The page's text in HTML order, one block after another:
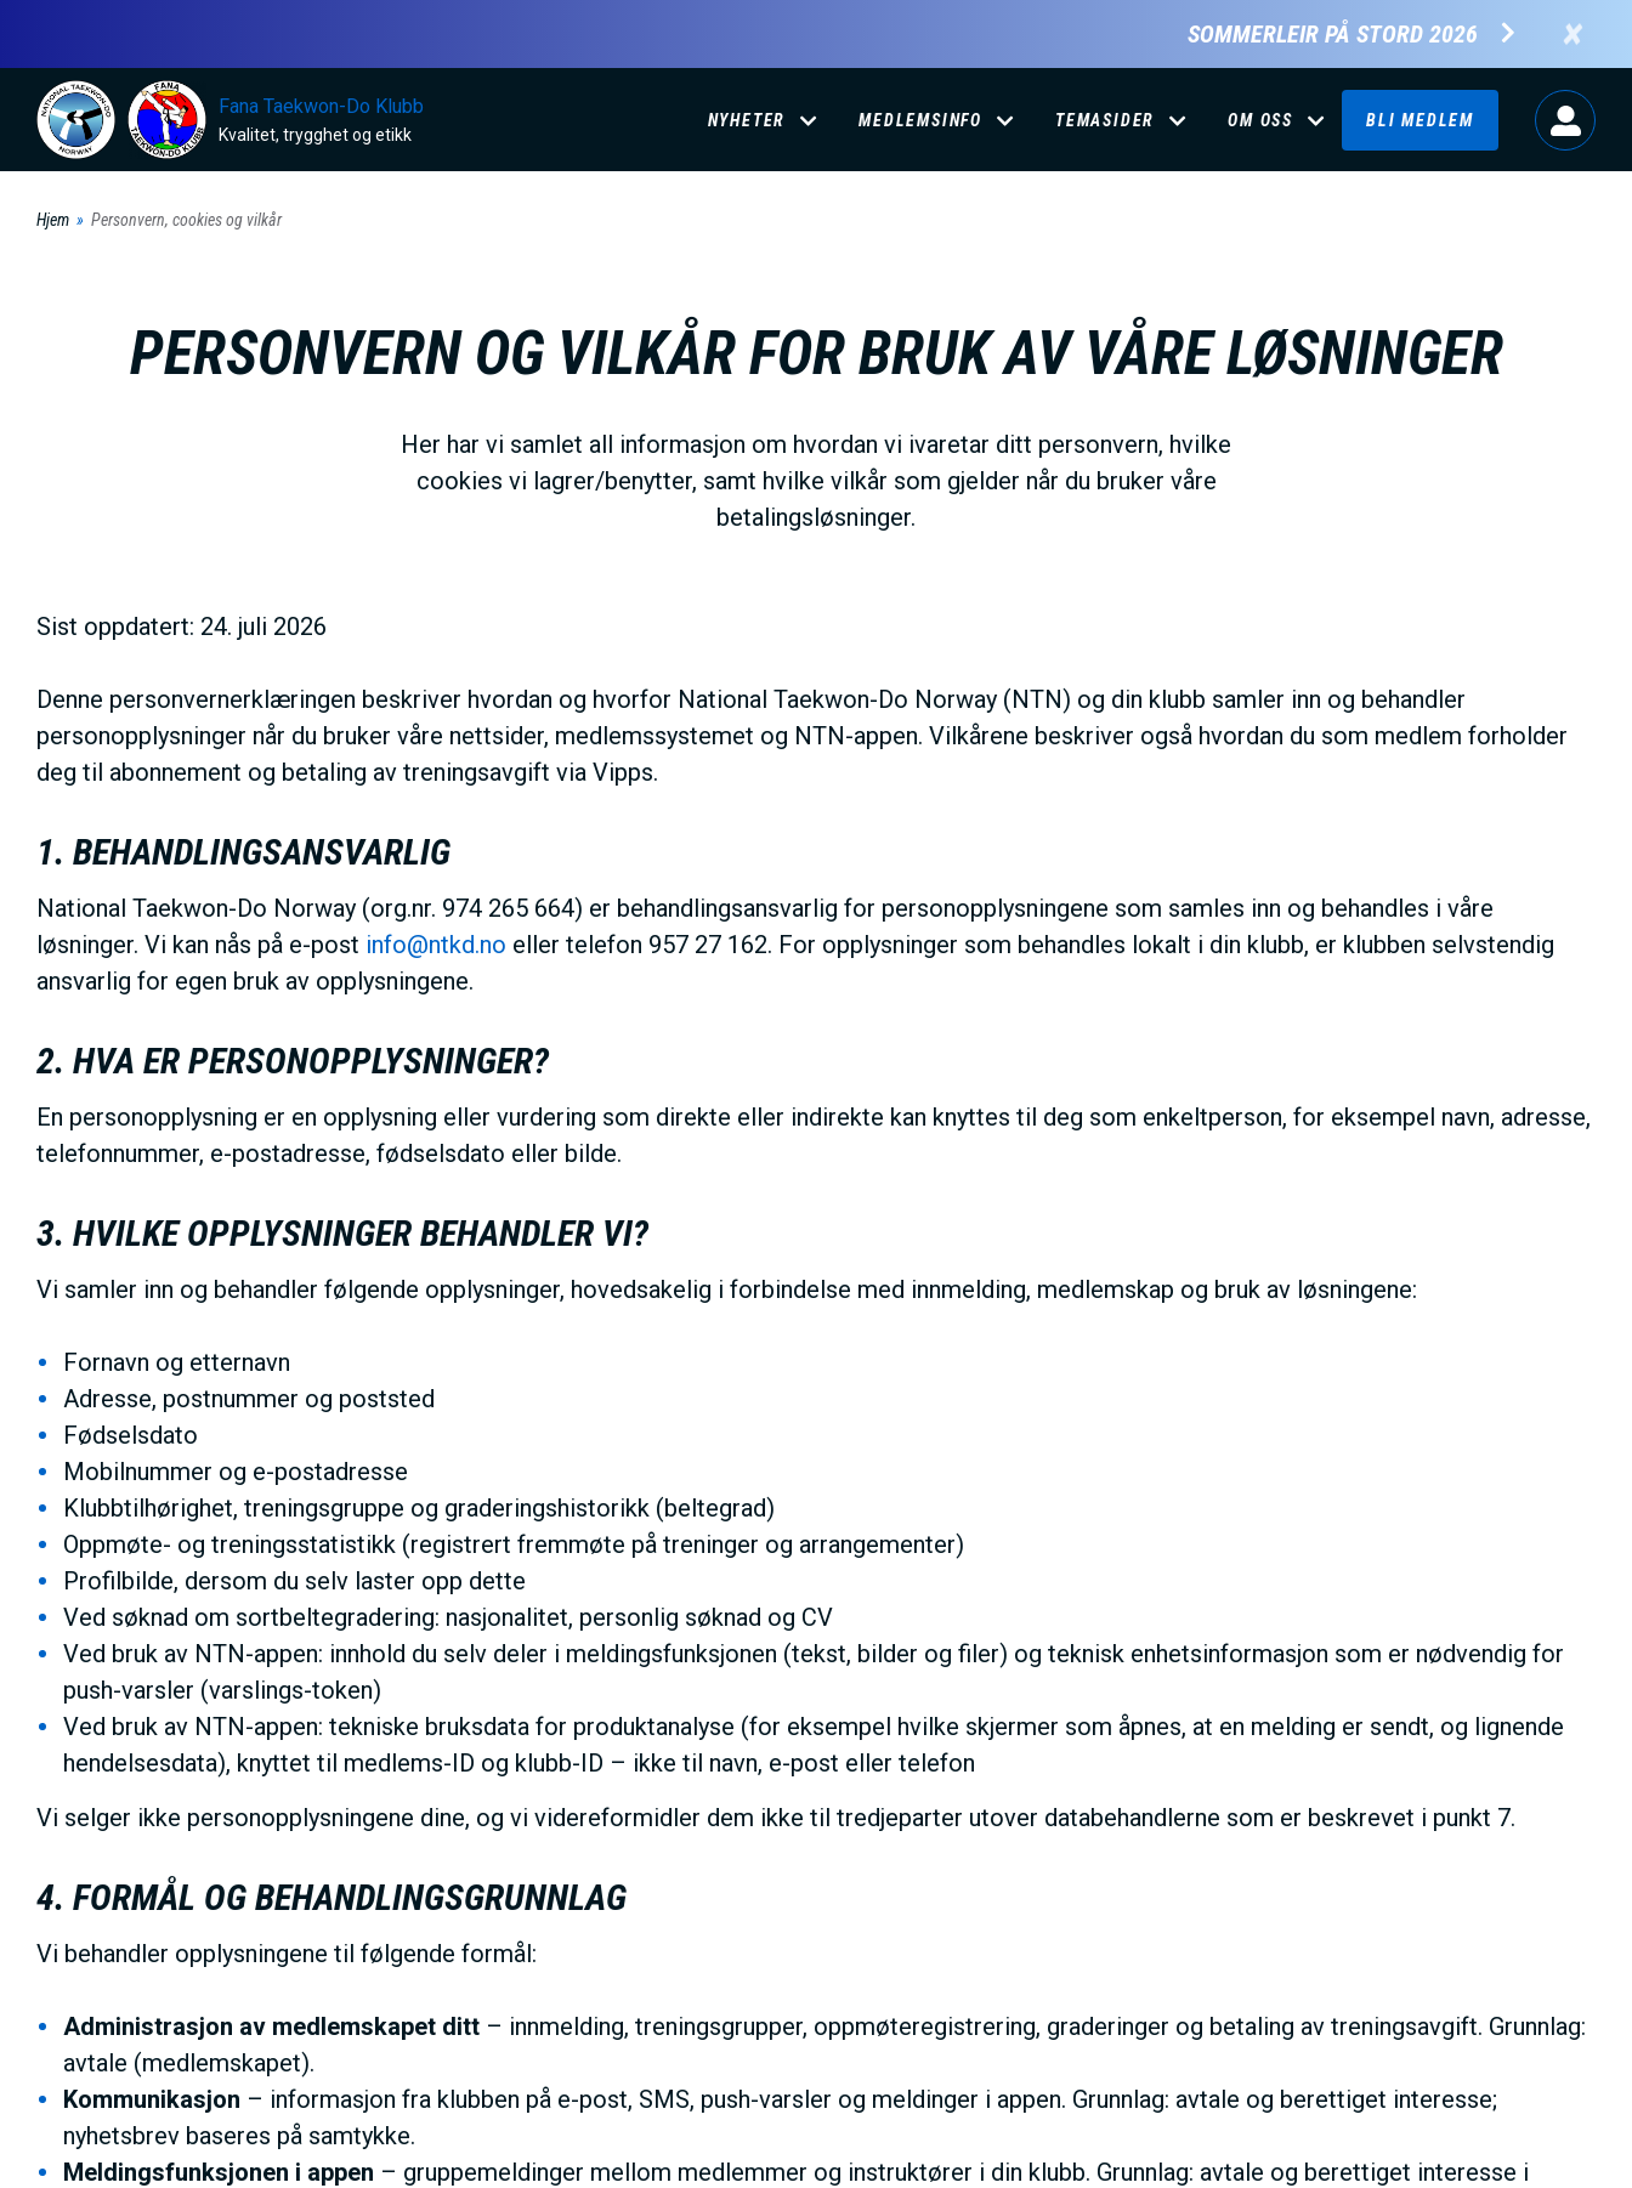
t
SOMMERLEIR PÅ STORD 2026 ×
Fana Taekwon-Do Klubb
Kvalitet, trygghet og etikk
D
A
N
N
A
I
E
M
I
N
M
U
NYHETER MEDLEMSINFO TEMASIDER OM OSS BLI MEDLEM
Hjem Personvern, cookies og vilkår
PERSONVERN OG VILKÅR FOR BRUK AV VÅRE LØSNINGER
Her har vi samlet all informasjon om hvordan vi ivaretar ditt personvern, hvilke
cookies vi lagrer/benytter, samt hvilke vilkår som gjelder når du bruker våre
betalingsløsninger.
Sist oppdatert: 24. juli 2026
Denne personvernerklæringen beskriver hvordan og hvorfor National Taekwon-Do Norway (NTN) og din klubb samler inn og behandler
personopplysninger når du bruker våre nettsider, medlemssystemet og NTN-appen. Vilkårene beskriver også hvordan du som medlem forholder
deg til abonnement og betaling av treningsavgift via Vipps.
1. BEHANDLINGSANSVARLIG
National Taekwon-Do Norway (org.nr. 974 265 664) er behandlingsansvarlig for personopplysningene som samles inn og behandles i våre
løsninger. Vi kan nås på e-post info@ntkd.no eller telefon 957 27 162. For opplysninger som behandles lokalt i din klubb, er klubben selvstendig
ansvarlig for egen bruk av opplysningene.
2. HVA ER PERSONOPPLYSNINGER?
En personopplysning er en opplysning eller vurdering som direkte eller indirekte kan knyttes til deg som enkeltperson, for eksempel navn, adresse,
telefonnummer, e-postadresse, fødselsdato eller bilde.
3. HVILKE OPPLYSNINGER BEHANDLER VI?
Vi samler inn og behandler følgende opplysninger, hovedsakelig i forbindelse med innmelding, medlemskap og bruk av løsningene:
Fornavn og etternavn
Adresse, postnummer og poststed
Fødselsdato
Mobilnummer og e-postadresse
Klubbtilhørighet, treningsgruppe og graderingshistorikk (beltegrad)
Oppmøte- og treningsstatistikk (registrert fremmøte på treninger og arrangementer)
Profilbilde, dersom du selv laster opp dette
Ved søknad om sortbeltegradering: nasjonalitet, personlig søknad og CV
Ved bruk av NTN-appen: innhold du selv deler i meldingsfunksjonen (tekst, bilder og filer) og teknisk enhetsinformasjon som er nødvendig for
push-varsler (varslings-token)
Ved bruk av NTN-appen: tekniske bruksdata for produktanalyse (for eksempel hvilke skjermer som åpnes, at en melding er sendt, og lignende
hendelsesdata), knyttet til medlems-ID og klubb-ID – ikke til navn, e-post eller telefon
Vi selger ikke personopplysningene dine, og vi videreformidler dem ikke til tredjeparter utover databehandlerne som er beskrevet i punkt 7.
4. FORMÅL OG BEHANDLINGSGRUNNLAG
Vi behandler opplysningene til følgende formål:
Administrasjon av medlemskapet ditt – innmelding, treningsgrupper, oppmøteregistrering, graderinger og betaling av treningsavgift. Grunnlag:
avtale (medlemskapet).
Kommunikasjon – informasjon fra klubben på e-post, SMS, push-varsler og meldinger i appen. Grunnlag: avtale og berettiget interesse;
nyhetsbrev baseres på samtykke.
Meldingsfunksjonen i appen – gruppemeldinger mellom medlemmer og instruktører i din klubb. Grunnlag: avtale og berettiget interesse i